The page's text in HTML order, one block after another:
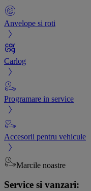
Anvelope si roti
Carlog
Programare in service
Accesorii pentru vehicule
Marcile noastre
Service si vanzari: